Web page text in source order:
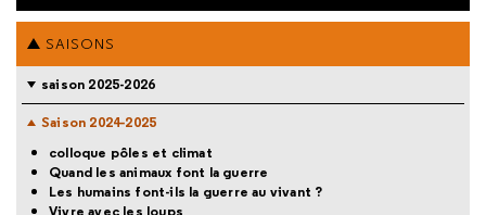
SAISONS
saison 2025-2026
Saison 2024-2025
colloque pôles et climat
Quand les animaux font la guerre
Les humains font-ils la guerre au vivant ?